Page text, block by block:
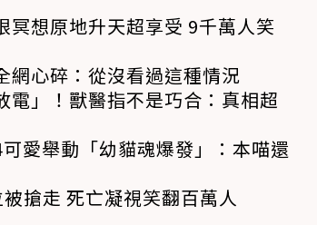
冥想原地升天超享受 9千萬人笑
網心碎：從沒看過這種情況
」！獸醫指不是巧合：真相超
愛舉動「幼貓魂爆發」：本喵還
搶走 死亡凝視笑翻百萬人